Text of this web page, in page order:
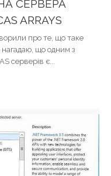
СЕРВЕРА
ARRAYS
про те, що таке
що одним з
серверів є...